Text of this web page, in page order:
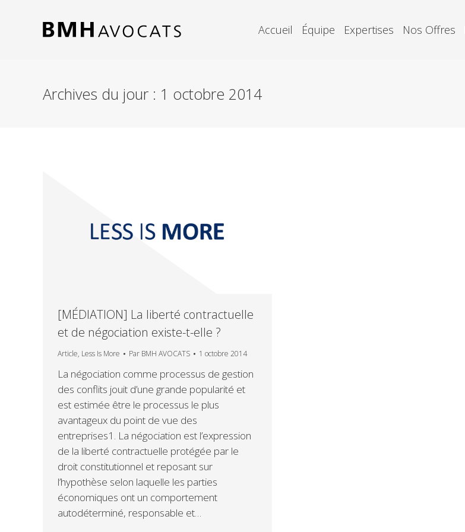
Accueil Équipe Expertises Nos Offres
Archives du jour : 1 octobre 2014
[MÉDIATION] La liberté contractuelle
et de négociation existe-t-elle ?
Article, Less Is More Par BMH AVOCATS 1 octobre 2014
La négociation comme processus de gestion
des conflits jouit d’une grande popularité et
est estimée être le processus le plus
avantageux du point de vue des
entreprises1. La négociation est l’expression
de la liberté contractuelle protégée par le
droit constitutionnel et reposant sur
l’hypothèse selon laquelle les parties
économiques ont un comportement
autodéterminé, responsable et…